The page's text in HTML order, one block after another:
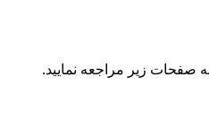
زیر مراجعه نمایید.